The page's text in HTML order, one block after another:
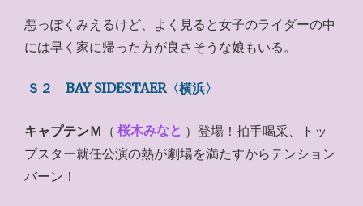
悪っぽくみえるけど、よく見ると女子のライダーの中
には早く家に帰った方が良さそうな娘もいる。
Ｓ２ BAY SIDESTAER〈横浜〉
キャプテンＭ （ 桜木みなと ）登場！拍手喝采、トッ
プスター就任公演の熱が劇場を満たすからテンション
バーン！